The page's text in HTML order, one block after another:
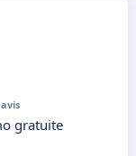
gratuite